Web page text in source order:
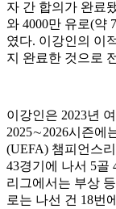
자 간 합의가 완료
와 4000만 유로(약
였다. 이강인의 이
지 완료한 것으로
이강인은 2023년
2025∼2026시즌에
(UEFA) 챔피언스
43경기에 나서 5골
리그에서는 부상
로는 나선 건 18번